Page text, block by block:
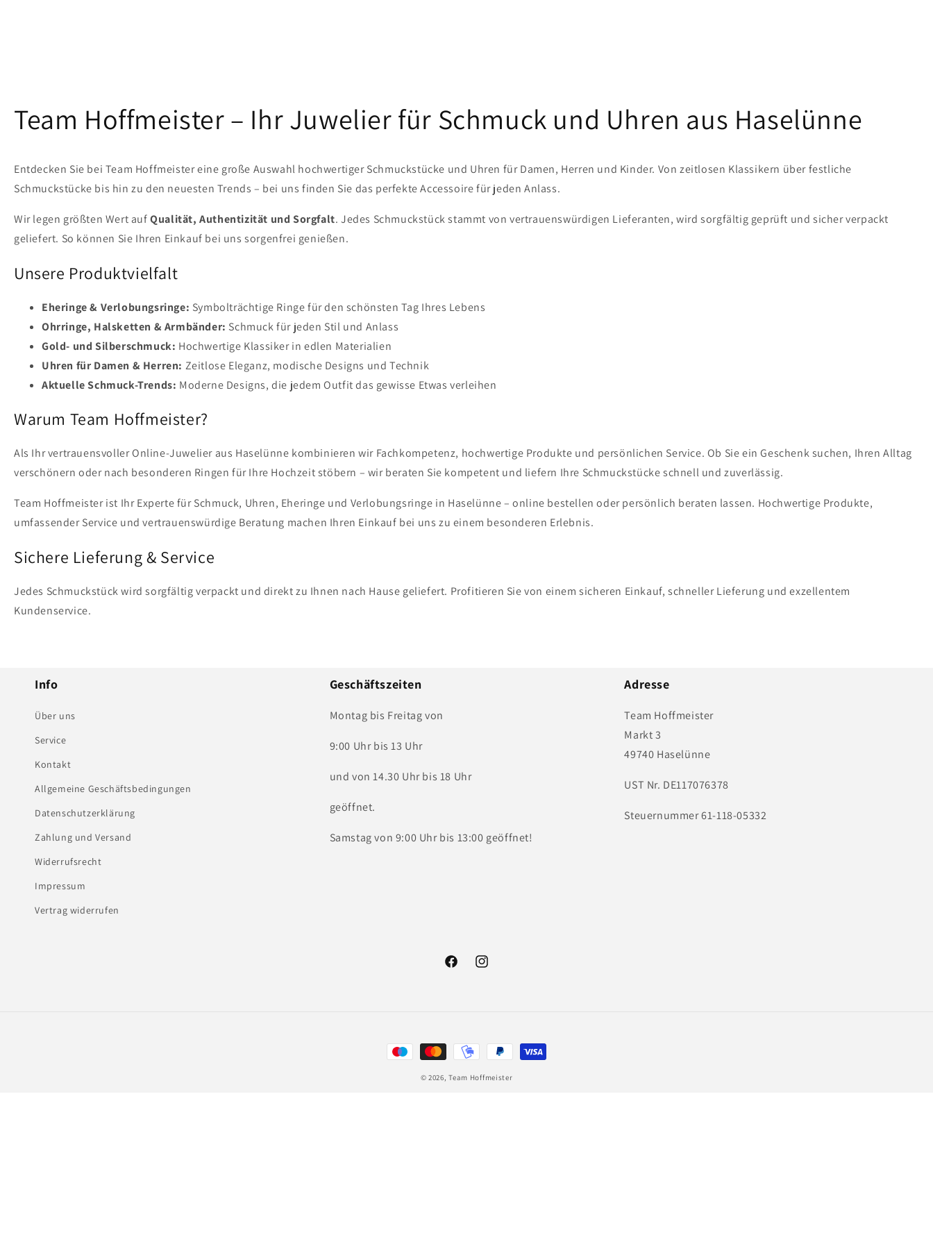
Team Hoffmeister – Ihr Juwelier für Schmuck und Uhren aus Haselünne
Entdecken Sie bei Team Hoffmeister eine große Auswahl hochwertiger Schmuckstücke und Uhren für Damen, Herren und Kinder. Von zeitlosen Klassikern über festliche
Schmuckstücke bis hin zu den neuesten Trends – bei uns finden Sie das perfekte Accessoire für jeden Anlass.
Wir legen größten Wert aufQualität, Authentizität und Sorgfalt. Jedes Schmuckstück stammt von vertrauenswürdigen Lieferanten, wird sorgfältig geprüft und sicher verpackt
geliefert. So können Sie Ihren Einkauf bei uns sorgenfrei genießen.
Unsere Produktvielfalt
Eheringe & Verlobungsringe: Symbolträchtige Ringe für den schönsten Tag Ihres Lebens
Ohrringe, Halsketten & Armbänder: Schmuck für jeden Stil und Anlass
Gold- und Silberschmuck: Hochwertige Klassiker in edlen Materialien
Uhren für Damen & Herren: Zeitlose Eleganz, modische Designs und Technik
Aktuelle Schmuck-Trends: Moderne Designs, die jedem Outfit das gewisse Etwas verleihen
Warum Team Hoffmeister?
Als Ihr vertrauensvoller Online-Juwelier aus Haselünne kombinieren wir Fachkompetenz, hochwertige Produkte und persönlichen Service. Ob Sie ein Geschenk suchen, Ihren Alltag
verschönern oder nach besonderen Ringen für Ihre Hochzeit stöbern – wir beraten Sie kompetent und liefern Ihre Schmuckstücke schnell und zuverlässig.
Team Hoffmeister ist Ihr Experte für Schmuck, Uhren, Eheringe und Verlobungsringe in Haselünne – online bestellen oder persönlich beraten lassen. Hochwertige Produkte,
umfassender Service und vertrauenswürdige Beratung machen Ihren Einkauf bei uns zu einem besonderen Erlebnis.
Sichere Lieferung & Service
Jedes Schmuckstück wird sorgfältig verpackt und direkt zu Ihnen nach Hause geliefert. Profitieren Sie von einem sicheren Einkauf, schneller Lieferung und exzellentem
Kundenservice.
Info
Über uns
Service
Kontakt
Allgemeine Geschäftsbedingungen
Datenschutzerklärung
Zahlung und Versand
Widerrufsrecht
Impressum
Vertrag widerrufen
Geschäftszeiten
Montag bis Freitag von
9:00 Uhr bis 13 Uhr
und von 14.30 Uhr bis 18 Uhr
geöffnet.
Samstag von 9:00 Uhr bis 13:00 geöffnet!
Adresse
Team Hoffmeister
Markt 3
49740 Haselünne
UST Nr. DE117076378
Steuernummer 61-118-05332
FacebookInstagram
Zahlungsmethoden
© 2026,Team Hoffmeister